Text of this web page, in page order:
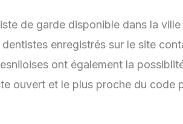
de garde disponible dans la
enregistrés sur le site
ont également la
ouvert et le plus proche du code